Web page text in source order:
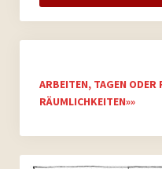
ARBEITEN, TAGEN ODER
RÄUMLICHKEITEN»»